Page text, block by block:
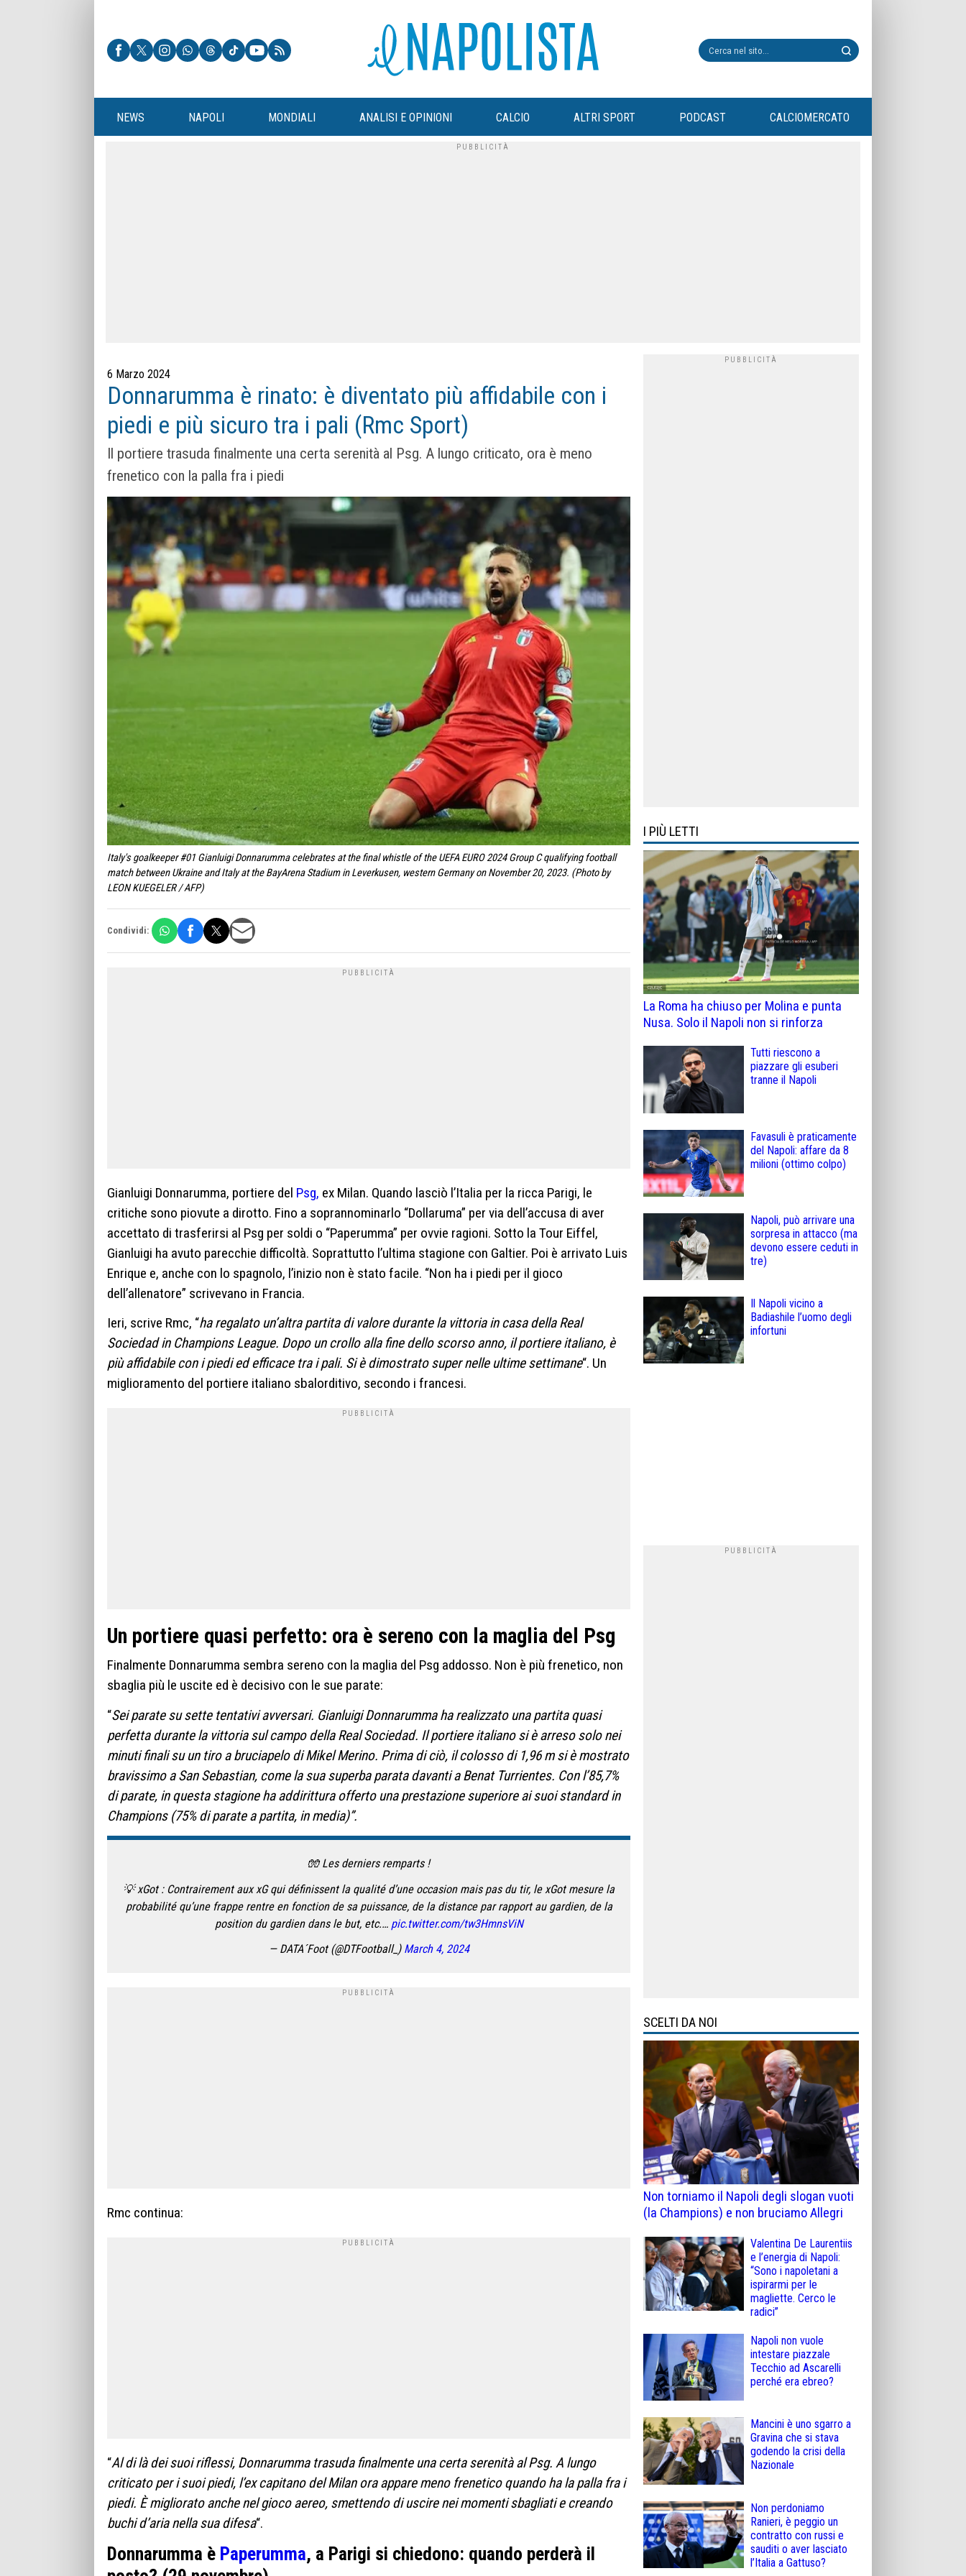
NEWS NAPOLI MONDIALI ANALISI E OPINIONI CALCIO ALTRI SPORT PODCAST CALCIOMERCATO
6 Marzo 2024
Donnarumma è rinato: è diventato più affidabile con i
piedi e più sicuro tra i pali (Rmc Sport)
Il portiere trasuda finalmente una certa serenità al Psg. A lungo criticato, ora è meno
frenetico con la palla fra i piedi
Italy's goalkeeper #01 Gianluigi Donnarumma celebrates at the final whistle of the UEFA EURO 2024 Group C qualifying football
match between Ukraine and Italy at the BayArena Stadium in Leverkusen, western Germany on November 20, 2023. (Photo by
LEON KUEGELER / AFP)
Condividi:
Gianluigi Donnarumma, portiere del Psg, ex Milan. Quando lasciò l’Italia per la ricca Parigi, le
critiche sono piovute a dirotto. Fino a soprannominarlo “Dollaruma” per via dell’accusa di aver
accettato di trasferirsi al Psg per soldi o “Paperumma” per ovvie ragioni. Sotto la Tour Eiffel,
Gianluigi ha avuto parecchie difficoltà. Soprattutto l’ultima stagione con Galtier. Poi è arrivato Luis
Enrique e, anche con lo spagnolo, l’inizio non è stato facile. “Non ha i piedi per il gioco
dell’allenatore” scrivevano in Francia.
Ieri, scrive Rmc, “ha regalato un’altra partita di valore durante la vittoria in casa della Real
Sociedad in Champions League. Dopo un crollo alla fine dello scorso anno, il portiere italiano, è
più affidabile con i piedi ed efficace tra i pali. Si è dimostrato super nelle ultime settimane“. Un
miglioramento del portiere italiano sbalorditivo, secondo i francesi.
Un portiere quasi perfetto: ora è sereno con la maglia del Psg
Finalmente Donnarumma sembra sereno con la maglia del Psg addosso. Non è più frenetico, non
sbaglia più le uscite ed è decisivo con le sue parate:
“Sei parate su sette tentativi avversari. Gianluigi Donnarumma ha realizzato una partita quasi
perfetta durante la vittoria sul campo della Real Sociedad. Il portiere italiano si è arreso solo nei
minuti finali su un tiro a bruciapelo di Mikel Merino. Prima di ciò, il colosso di 1,96 m si è mostrato
bravissimo a San Sebastian, come la sua superba parata davanti a Benat Turrientes. Con l’85,7%
di parate, in questa stagione ha addirittura offerto una prestazione superiore ai suoi standard in
Champions (75% di parate a partita, in media)”.
🧤 Les derniers remparts !
💡 xGot : Contrairement aux xG qui définissent la qualité d’une occasion mais pas du tir, le xGot mesure la
probabilité qu’une frappe rentre en fonction de sa puissance, de la distance par rapport au gardien, de la
position du gardien dans le but, etc.… pic.twitter.com/tw3HmnsViN
— DATA´Foot (@DTFootball_) March 4, 2024
Rmc continua:
“Al di là dei suoi riflessi, Donnarumma trasuda finalmente una certa serenità al Psg. A lungo
criticato per i suoi piedi, l’ex capitano del Milan ora appare meno frenetico quando ha la palla fra i
piedi. È migliorato anche nel gioco aereo, smettendo di uscire nei momenti sbagliati e creando
buchi d’aria nella sua difesa“.
Donnarumma è Paperumma, a Parigi si chiedono: quando perderà il
I PIÙ LETTI
La Roma ha chiuso per Molina e punta
Nusa. Solo il Napoli non si rinforza
Tutti riescono a
piazzare gli esuberi
tranne il Napoli
Favasuli è praticamente
del Napoli: affare da 8
milioni (ottimo colpo)
Napoli, può arrivare una
sorpresa in attacco (ma
devono essere ceduti in
tre)
Il Napoli vicino a
Badiashile l’uomo degli
infortuni
SCELTI DA NOI
Non torniamo il Napoli degli slogan vuoti
(la Champions) e non bruciamo Allegri
Valentina De Laurentiis
e l’energia di Napoli:
“Sono i napoletani a
ispirarmi per le
magliette. Cerco le
radici”
Napoli non vuole
intestare piazzale
Tecchio ad Ascarelli
perché era ebreo?
Mancini è uno sgarro a
Gravina che si stava
godendo la crisi della
Nazionale
Non perdoniamo
Ranieri, è peggio un
contratto con russi e
sauditi o aver lasciato
l’Italia a Gattuso?